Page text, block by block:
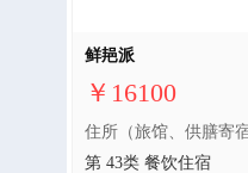
鲜邫派
￥16100
第 43类 餐饮住宿